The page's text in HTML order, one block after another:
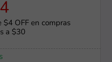
$4 OFF en compras
a $30